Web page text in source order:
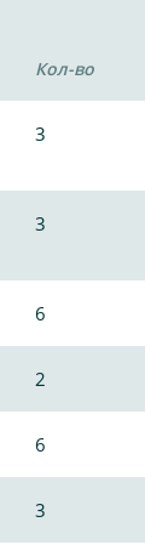
Кол-во
3
3
6
2
6
3